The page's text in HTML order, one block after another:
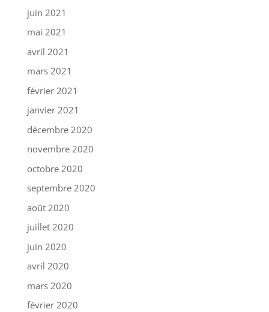
juin 2021
mai 2021
avril 2021
mars 2021
février 2021
janvier 2021
décembre 2020
novembre 2020
octobre 2020
septembre 2020
août 2020
juillet 2020
juin 2020
avril 2020
mars 2020
février 2020